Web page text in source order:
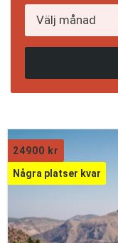
24900 kr
Några platser kvar